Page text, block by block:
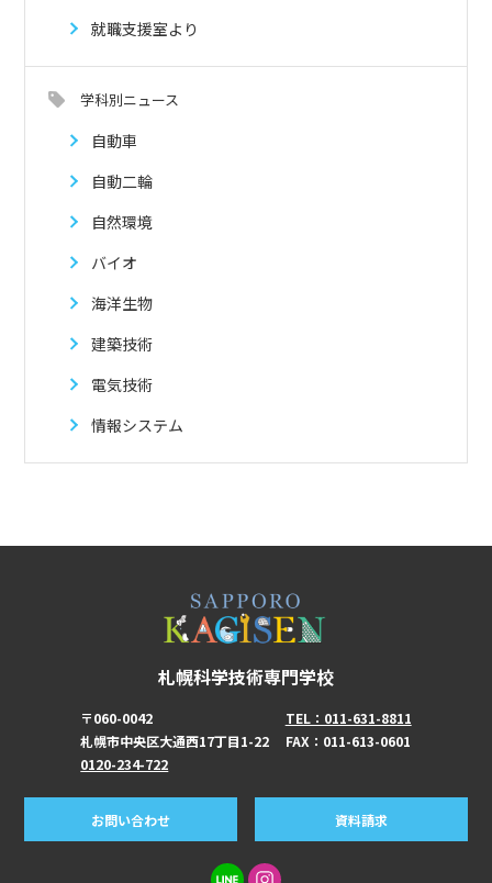
就職支援室より
学科別ニュース
自動車
自動二輪
自然環境
バイオ
海洋生物
建築技術
電気技術
情報システム
札幌科学技術専門学校
〒060-0042
札幌市中央区大通西17丁目1-22
0120-234-722
TEL：011-631-8811
FAX：011-613-0601
お問い合わせ 資料請求